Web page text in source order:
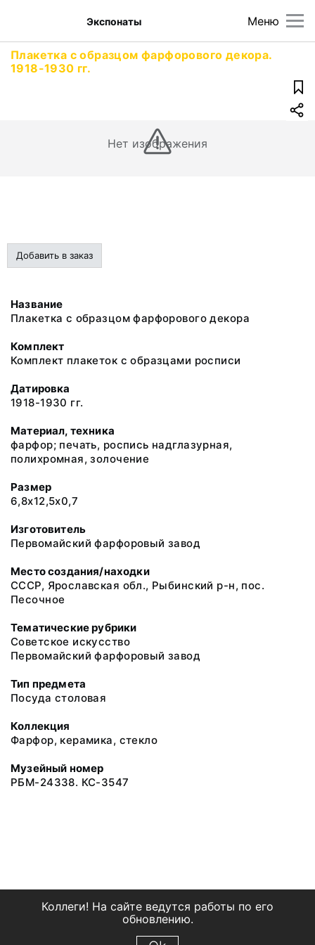
Меню
Экспонаты
Плакетка с образцом фарфорового декора.
1918-1930 гг.
Нет изображения
Добавить в заказ
Название
Плакетка с образцом фарфорового декора
Комплект
Комплект плакеток с образцами росписи
Датировка
1918-1930 гг.
Материал, техника
фарфор; печать, роспись надглазурная,
полихромная, золочение
Размер
6,8х12,5х0,7
Изготовитель
Первомайский фарфоровый завод
Место создания/находки
СССР, Ярославская обл., Рыбинский р-н, пос.
Песочное
Тематические рубрики
Советское искусство
Первомайский фарфоровый завод
Тип предмета
Посуда столовая
Коллекция
Фарфор, керамика, стекло
Музейный номер
РБМ-24338. КС-3547
Коллеги! На сайте ведутся работы по его
обновлению.